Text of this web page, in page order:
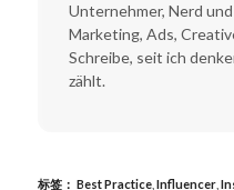
Unternehmer, Nerd
Marketing, Ads,
Schreibe, seit ich
zählt.
标签： Best Practice, Influencer,